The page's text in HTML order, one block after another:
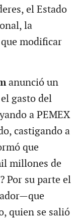
el Estado
la
modificar
anunció un
gasto del
a PEMEX
castigando a
que
millones de
Por su parte el
quien se salió